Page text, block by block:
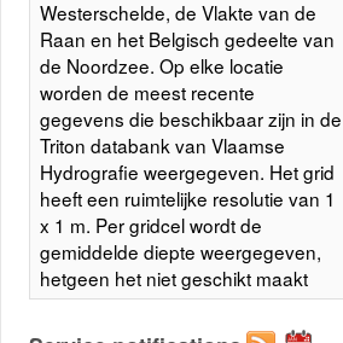
Westerschelde, de Vlakte van de
Raan en het Belgisch gedeelte van
de Noordzee. Op elke locatie
worden de meest recente
gegevens die beschikbaar zijn in de
Triton databank van Vlaamse
Hydrografie weergegeven. Het grid
heeft een ruimtelijke resolutie van 1
x 1 m. Per gridcel wordt de
gemiddelde diepte weergegeven,
hetgeen het niet geschikt maakt
voor nautische toepassingen. De
dieptes worden weergegeven in